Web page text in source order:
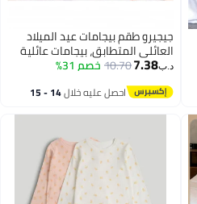
جيجيرو طقم بيجامات عيد الميلاد
العائلي المتطابق، بيجامات عائلية
للعطلات، بأكمام قصيرة، مطبوع
ناعمة ومريحة للمنزل
د.ب‏7.38
10.70خصم 31%
احصل عليه خلال 14 - 15